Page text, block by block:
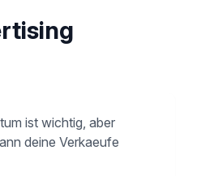
ist wichtig, aber
deine Verkaeufe